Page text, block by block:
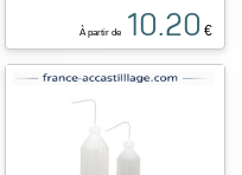
À partir de 10.20 €